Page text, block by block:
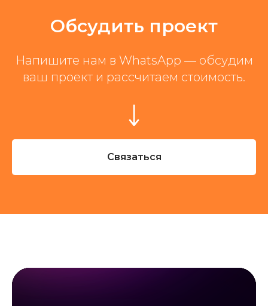
Обсудить проект
Напишите нам в WhatsApp — обсудим
ваш проект и рассчитаем стоимость.
Связаться